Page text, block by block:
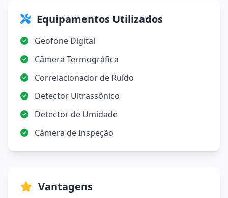
Equipamentos Utilizados
Geofone Digital
Câmera Termográfica
Correlacionador de Ruído
Detector Ultrassônico
Detector de Umidade
Câmera de Inspeção
Vantagens